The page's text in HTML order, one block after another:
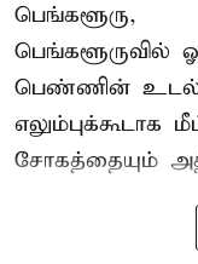
பெங்களூரு,
பெங்களூருவில்
பெண்ணின் உடல்,
எலும்புக்கூடாக
சோகத்தையும்